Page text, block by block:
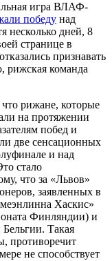
игра ВЛАФ-
победу над
несколько дней, 8
странице в
признавать
рижская команда
рижане, которые
на протяжении
побед и
две сенсационных
и над
стало
что за «Львов»
заявленных в
Хаскис»
Финляндии) и
Такая
противоречит
не способствует